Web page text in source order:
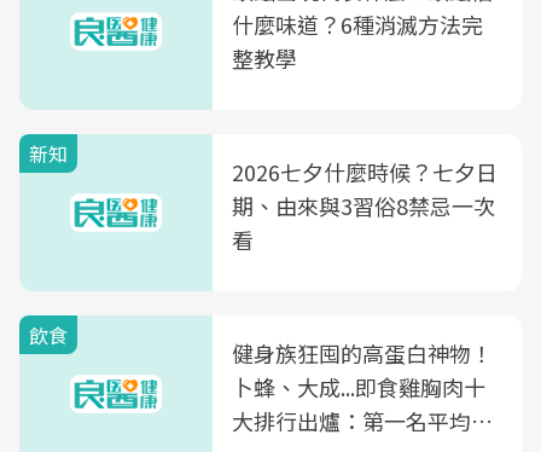
什麼味道？6種消滅方法完
整教學
新知
2026七夕什麼時候？七夕日
期、由來與3習俗8禁忌一次
看
飲食
健身族狂囤的高蛋白神物！
卜蜂、大成...即食雞胸肉十
大排行出爐：第一名平均一